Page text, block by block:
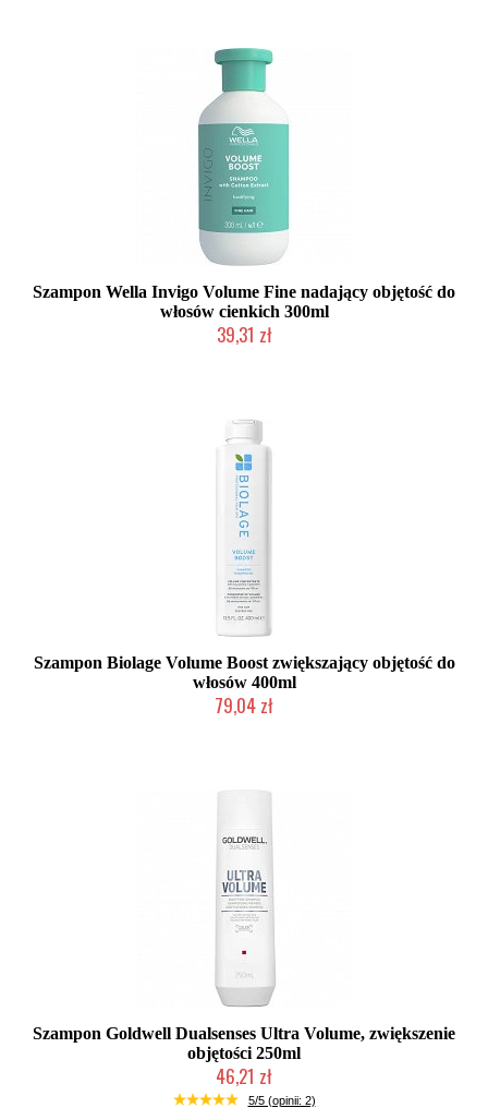
Szampon Wella Invigo Volume Fine nadający objętość do
włosów cienkich 300ml
39,31 zł
Szampon Biolage Volume Boost zwiększający objętość do
włosów 400ml
79,04 zł
Szampon Goldwell Dualsenses Ultra Volume, zwiększenie
objętości 250ml
46,21 zł
Duża ilość (wysyłka w 24h)
5/5 (opinii: 2)